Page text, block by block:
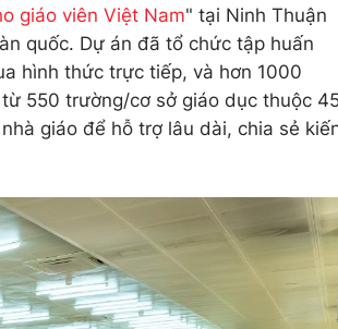
giáo viên Việt Nam" tại Ninh Thuận
quốc. Dự án đã tổ chức tập huấn
hình thức trực tiếp, và hơn 1000
550 trường/cơ sở giáo dục thuộc
giáo để hỗ trợ lâu dài, chia sẻ